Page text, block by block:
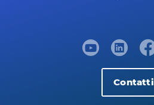
Contatti